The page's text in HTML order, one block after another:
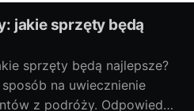
jakie sprzęty będą
sprzęty będą najlepsze?
na uwiecznienie
z podróży. Odpowiedni